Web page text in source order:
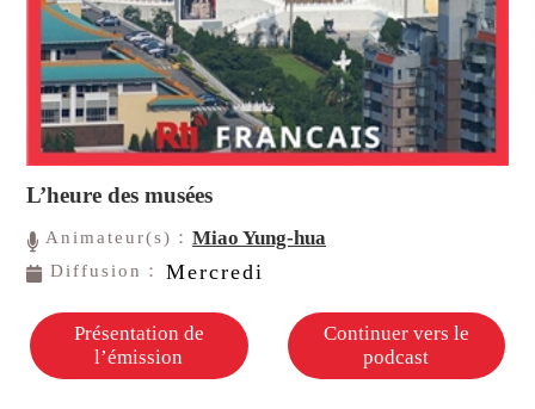
L’heure des musées
Animateur(s)：Miao Yung-hua
Diffusion： Mercredi
Présentation de
l’émission
Continuer vers le
podcast